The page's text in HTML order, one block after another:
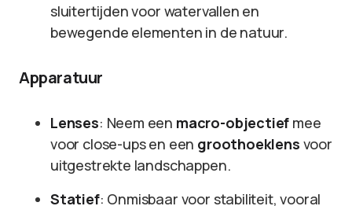
sluitertijden voor watervallen en
bewegende elementen in de natuur.
Apparatuur
Lenses: Neem een macro-objectief mee
voor close-ups en een groothoeklens voor
uitgestrekte landschappen.
Statief: Onmisbaar voor stabiliteit, vooral